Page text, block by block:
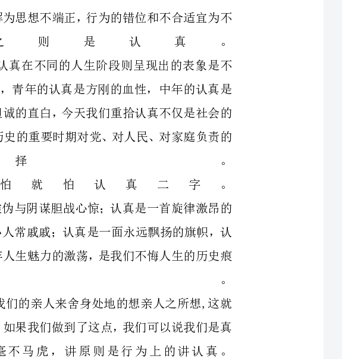
神，只会是一座乌烟瘴气的垃圾堆；一个领导没有认真的精神身边围着的也只会
是阿俗奉承之辈，久而久之就会导致圈子文化盛行，领导被叫成了老板、老大、
哥们……领导和单位在温水中伦陷确浑然不知；一个社会缺少了认真的风骨，我
单纯就个体时空三维来描述则认真在不同的人生阶段则呈现出的表象是不
需要，更是我们每一名党员干部在历史的重要时期对党、对人民、对家庭负责的
选择。
正气歌，歌声激越，君子坦荡荡、小人常戚戚；认真是一面永远飘扬的旗帜，认
迹。
是我们从思想上说的真善美的认真，如果我们做到了这点，我们可以说我们是真
认真了；对待工作一丝不苟、毫不马虎，讲原则是行为上的讲认真。
我们谈认真的目的就是要在思想上凝聚我们的担当，从行动上衡量我们存在